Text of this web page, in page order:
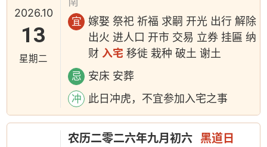
2026.10
13
星期二
宜
嫁娶 祭祀 祈福 求嗣 开光 出行 解除
出火 进人口 开市 交易 立券 挂匾 纳
财 入宅 移徙 栽种 破土 谢土
忌 安床 安葬
冲 此日冲虎，不宜参加入宅之事
农历二零二六年九月初六 黑道日